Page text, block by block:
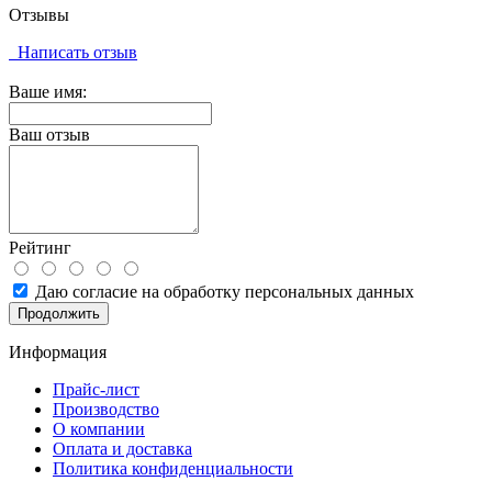
Отзывы
Написать отзыв
Ваше имя:
Ваш отзыв
Рейтинг
Даю согласие на обработку персональных данных
Продолжить
Информация
Прайс-лист
Производство
О компании
Оплата и доставка
Политика конфиденциальности